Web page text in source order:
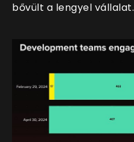
bővült a lengyel vállalat.